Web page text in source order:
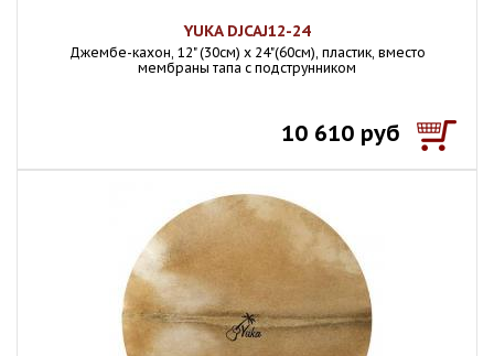
YUKA DJCAJ12-24
Джембе-кахон, 12" (30см) x 24"(60см), пластик, вместо
мембраны тапа с подструнником
10 610 руб